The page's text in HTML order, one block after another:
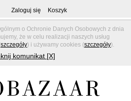
o Ochronie Danych Osobowych z dnia
że w celu realizacji naszych usług
szczegóły) i używamy cookies (szczegóły).
komunikat [X]
Zaloguj się Koszyk